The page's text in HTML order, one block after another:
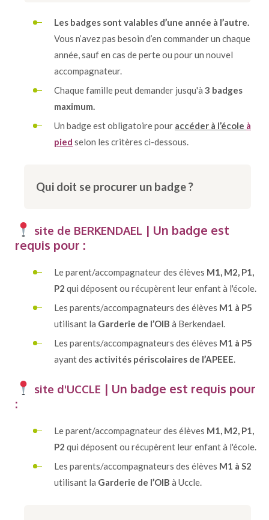
Les badges sont valables d’une année à l’autre.
Vous n’avez pas besoin d’en commander un chaque
année, sauf en cas de perte ou pour un nouvel
accompagnateur.
Chaque famille peut demander jusqu'à 3 badges
maximum.
Un badge est obligatoire pour accéder à l’école à
pied selon les critères ci-dessous.
Qui doit se procurer un badge ?
site de BERKENDAEL | Un badge est
requis pour :
Le parent/accompagnateur des élèves M1, M2, P1,
P2 qui déposent ou récupèrent leur enfant à l'école.
Les parents/accompagnateurs des élèves M1 à P5
utilisant la Garderie de l’OIB à Berkendael.
Les parents/accompagnateurs des élèves M1 à P5
ayant des activités périscolaires de l’APEEE.
site d'UCCLE | Un badge est requis pour
:
Le parent/accompagnateur des élèves M1, M2, P1,
P2 qui déposent ou récupèrent leur enfant à l'école.
Les parents/accompagnateurs des élèves M1 à S2
utilisant la Garderie de l’OIB à Uccle.